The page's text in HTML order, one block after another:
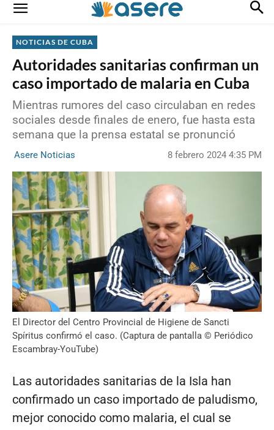
NOTICIAS DE CUBA
Autoridades sanitarias confirman un
caso importado de malaria en Cuba
Mientras rumores del caso circulaban en redes
sociales desde finales de enero, fue hasta esta
semana que la prensa estatal se pronunció
Asere Noticias 8 febrero 2024 4:35 PM
El Director del Centro Provincial de Higiene de Sancti
Spíritus confirmó el caso. (Captura de pantalla © Periódico
Escambray-YouTube)
Las autoridades sanitarias de la Isla han
confirmado un caso importado de paludismo,
mejor conocido como malaria, el cual se